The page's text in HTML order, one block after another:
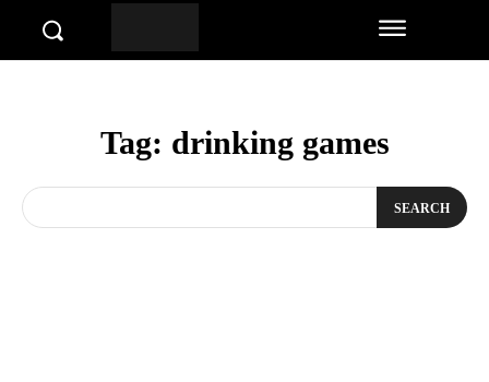
Tag: drinking games
SEARCH